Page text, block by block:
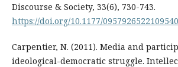
Discourse & Society, 33(6), 730-743.
https://doi.org/10.1177/
Carpentier, N. (2011). Media and
ideological-democratic struggle.